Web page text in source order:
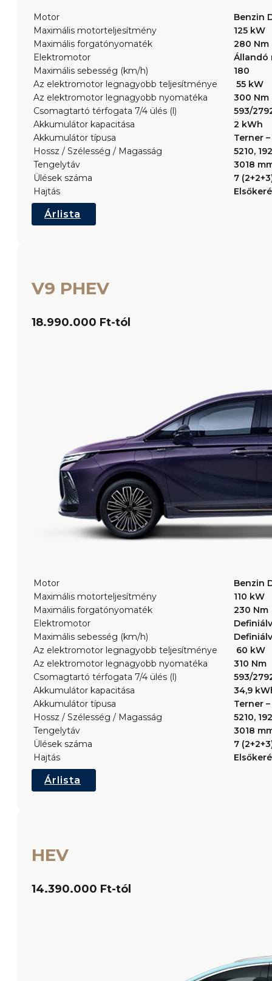
Motor
Benzin
Maximális motorteljesítmény
125 kW
Maximális forgatónyomaték
280 Nm
Elektromotor
Állandó
Maximális sebesség (km/h)
180
Az elektromotor legnagyobb teljesítménye
55 kW
Az elektromotor legnagyobb nyomatéka
300 Nm
Csomagtartó térfogata 7/4 ülés (l)
593/
Akkumulátor kapacitása
2 kWh
Akkumulátor típusa
Terner
Hossz / Szélesség / Magasság
5210,
Tengelytáv
3018
Ülések száma
7
Hajtás
Árlista
V9 PHEV
18.990.000 Ft-tól
Motor
Benzin
Maximális motorteljesítmény
110 kW
Maximális forgatónyomaték
230 Nm
Elektromotor
Maximális sebesség (km/h)
Az elektromotor legnagyobb teljesítménye
60 kW
Az elektromotor legnagyobb nyomatéka
310 Nm
Csomagtartó térfogata 7/4 ülés (l)
593/
Akkumulátor kapacitása
34,9
Akkumulátor típusa
Terner
Hossz / Szélesség / Magasság
5210,
Tengelytáv
3018
Ülések száma
7
Hajtás
Árlista
HEV
14.390.000 Ft-tól